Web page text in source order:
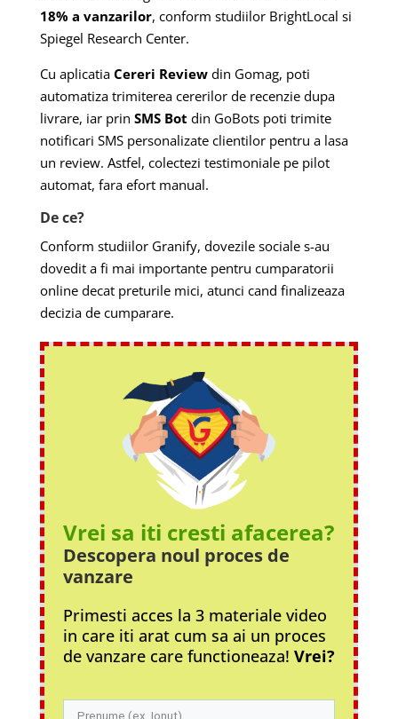
18% a vanzarilor, conform studiilor BrightLocal si
Spiegel Research Center.
Cu aplicatia Cereri Reviewdin Gomag, poti
automatiza trimiterea cererilor de recenzie dupa
livrare, iar prin SMS Bot din GoBots poti trimite
notificari SMS personalizate clientilor pentru a lasa
un review. Astfel, colectezi testimoniale pe pilot
automat, fara efort manual.
De ce?
Conform studiilor Granify, dovezile sociale s-au
dovedit a fi mai importante pentru cumparatorii
online decat preturile mici, atunci cand finalizeaza
decizia de cumparare.
Vrei sa iti cresti afacerea?
Descopera noul procesde
vanzare
Primesti acces la 3 materiale video
in care iti arat cum sa ai un proces
de vanzare care functioneaza! Vrei?